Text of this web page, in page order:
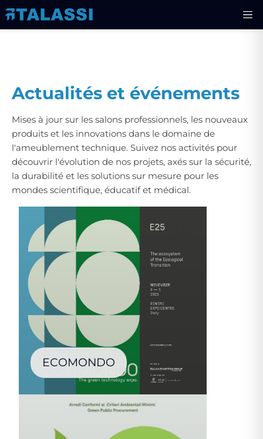
Actualités et événements
Mises à jour sur les salons professionnels, les nouveaux
produits et les innovations dans le domaine de
l'ameublement technique. Suivez nos activités pour
découvrir l'évolution de nos projets, axés sur la sécurité,
la durabilité et les solutions sur mesure pour les
mondes scientifique, éducatif et médical.
ECOMONDO